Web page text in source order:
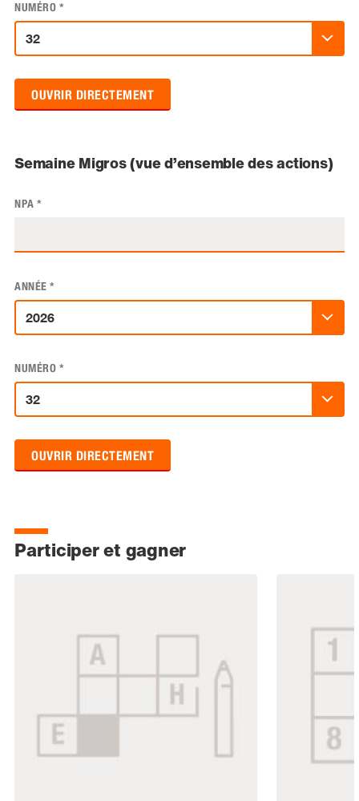
NUMÉRO *
OUVRIR DIRECTEMENT
Semaine Migros (vue d’ensemble des actions)
NPA *
ANNÉE *
NUMÉRO *
OUVRIR DIRECTEMENT
Participer et gagner